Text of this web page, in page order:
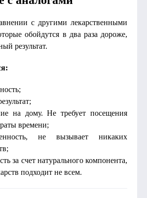
с другими лекарственными
обойдутся в два раза дороже,
результат.
на дому. Не требует посещения
времени;
не вызывает никаких
за счет натурального компонента,
подходит не всем.